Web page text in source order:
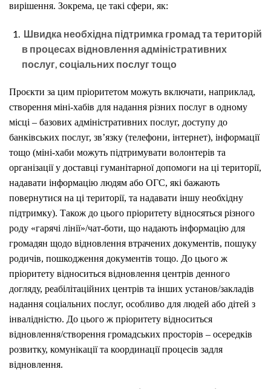
вирішення. Зокрема, це такі сфери, як:
Швидка необхідна підтримка громад та територій
в процесах відновлення адміністративних
послуг, соціальних послуг тощо
Проєкти за цим пріоритетом можуть включати, наприклад,
створення міні-хабів для надання різних послуг в одному
місці – базових адміністративних послуг, доступу до
банківських послуг, зв’язку (телефони, інтернет), інформації
тощо (міні-хаби можуть підтримувати волонтерів та
організації у доставці гуманітарної допомоги на ці території,
надавати інформацію людям або ОГС, які бажають
повернутися на ці території, та надавати іншу необхідну
підтримку). Також до цього пріоритету відносяться різного
роду «гарячі лінії»/чат-боти, що надають інформацію для
громадян щодо відновлення втрачених документів, пошуку
родичів, пошкодження документів тощо. До цього ж
пріоритету відноситься відновлення центрів денного
догляду, реабілітаційних центрів та інших установ/закладів
надання соціальних послуг, особливо для людей або дітей з
інвалідністю. До цього ж пріоритету відноситься
відновлення/cтворення громадських просторів – осередків
розвитку, комунікації та координації процесів задля
відновлення.